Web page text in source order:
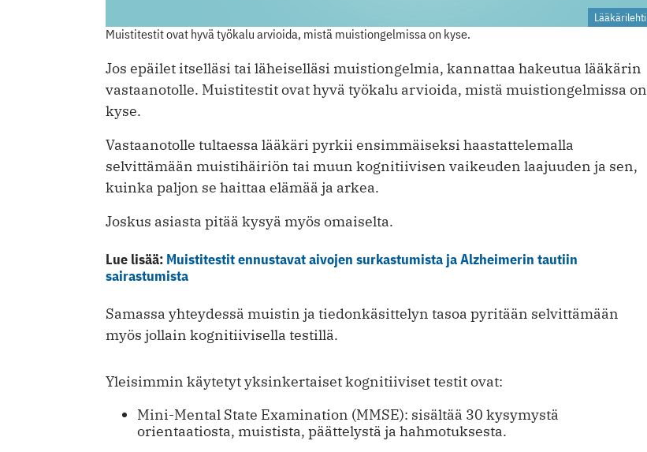
Lääkärilehti
Muistitestit ovat hyvä työkalu arvioida, mistä muistiongelmissa on kyse.
Jos epäilet itselläsi tai läheiselläsi muistiongelmia, kannattaa hakeutua lääkärin
vastaanotolle. Muistitestit ovat hyvä työkalu arvioida, mistä muistiongelmissa on
kyse.
Vastaanotolle tultaessa lääkäri pyrkii ensimmäiseksi haastattelemalla
selvittämään muistihäiriön tai muun kognitiivisen vaikeuden laajuuden ja sen,
kuinka paljon se haittaa elämää ja arkea.
Joskus asiasta pitää kysyä myös omaiselta.
Lue lisää: Muistitestit ennustavat aivojen surkastumista ja Alzheimerin tautiin
sairastumista
Samassa yhteydessä muistin ja tiedonkäsittelyn tasoa pyritään selvittämään
myös jollain kognitiivisella testillä.
Yleisimmin käytetyt yksinkertaiset kognitiiviset testit ovat:
Mini-Mental State Examination (MMSE): sisältää 30 kysymystä
orientaatiosta, muistista, päättelystä ja hahmotuksesta.